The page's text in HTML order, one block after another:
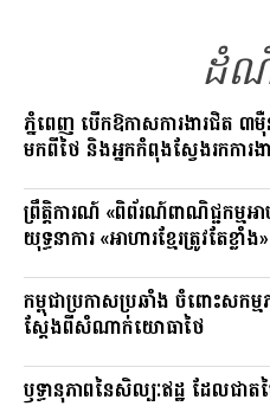
n
k
ដំណឹ
ភ្នំពេញ បើកឱកាសការងារជិត
មកពីថៃ និងអ្នកកំពុងស្វែងរកការងា
ព្រឹត្តិការណ៍ «ពិព័រណ៍ពាណិជ្ជកម្មអ
យុទ្ធនាការ «អាហារខ្មែរត្រូវតែខ្លាំង»
កម្ពុជាប្រកាសប្រឆាំង ចំពោះសកម្
ស្តែងពីសំណាក់យោធាថៃ
ឫទ្ធានុភាពនៃសិល្បៈឥដ្ឋ ដែលជាតម្